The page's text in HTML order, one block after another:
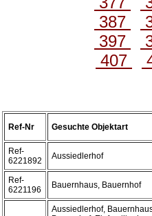
387
397
407
Ref-Nr Gesuchte Objektart
Ref-
6221892
Aussiedlerhof
Ref-
6221196
Bauernhaus, Bauernhof
Aussiedlerhof,